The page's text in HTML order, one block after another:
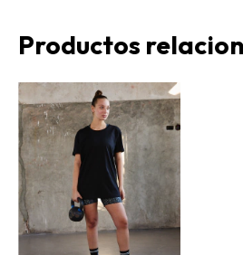
Productos